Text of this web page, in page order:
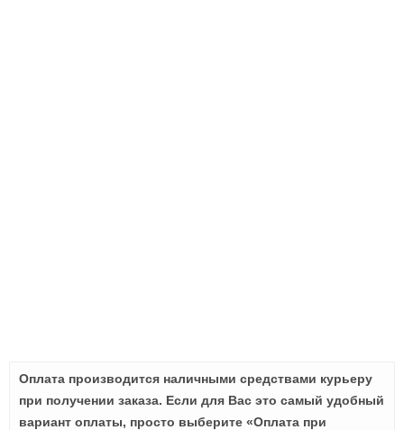
Оплата производится наличными средствами курьеру
при получении заказа. Если для Вас это самый удобный
вариант оплаты, просто выберите «Оплата при